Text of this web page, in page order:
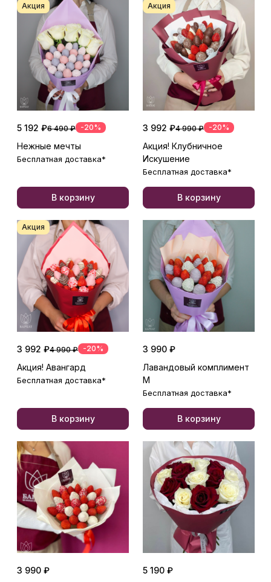
Акция
5 192 ₽6 490 ₽ -20%
Нежные мечты
Бесплатная доставка*
В корзину
Акция
3 992 ₽4 990 ₽ -20%
Акция! Клубничное
Искушение
Бесплатная доставка*
В корзину
Акция
3 992 ₽4 990 ₽ -20%
Акция! Авангард
Бесплатная доставка*
В корзину
3 990 ₽
Лавандовый комплимент
М
Бесплатная доставка*
В корзину
3 990 ₽
5 190 ₽